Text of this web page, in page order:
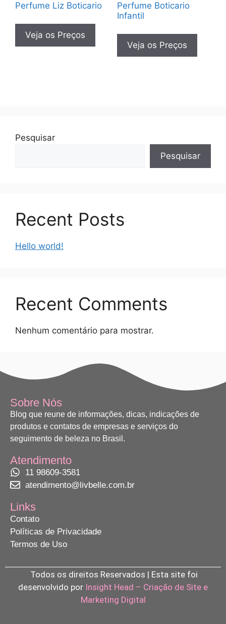
Perfume Liz Boticario
Veja os Preços
Perfume Boticario
Infantil
Veja os Preços
Pesquisar
Pesquisar
Recent Posts
Hello world!
Recent Comments
Nenhum comentário para mostrar.
Sobre Nós
Blog que reune de informações, dicas, indicações de
produtos e contatos de empresas e serviços do
seguimento de beleza no Brasil.
Atendimento
11 98609-3581
atendimento@livbelle.com.br
Links
Contato
Políticas de Privacidade
Termos de Uso
Todos os direitos Reservados | Esta site foi
desenvolvido por Insight Head – Criação de Site e
Marketing Digital